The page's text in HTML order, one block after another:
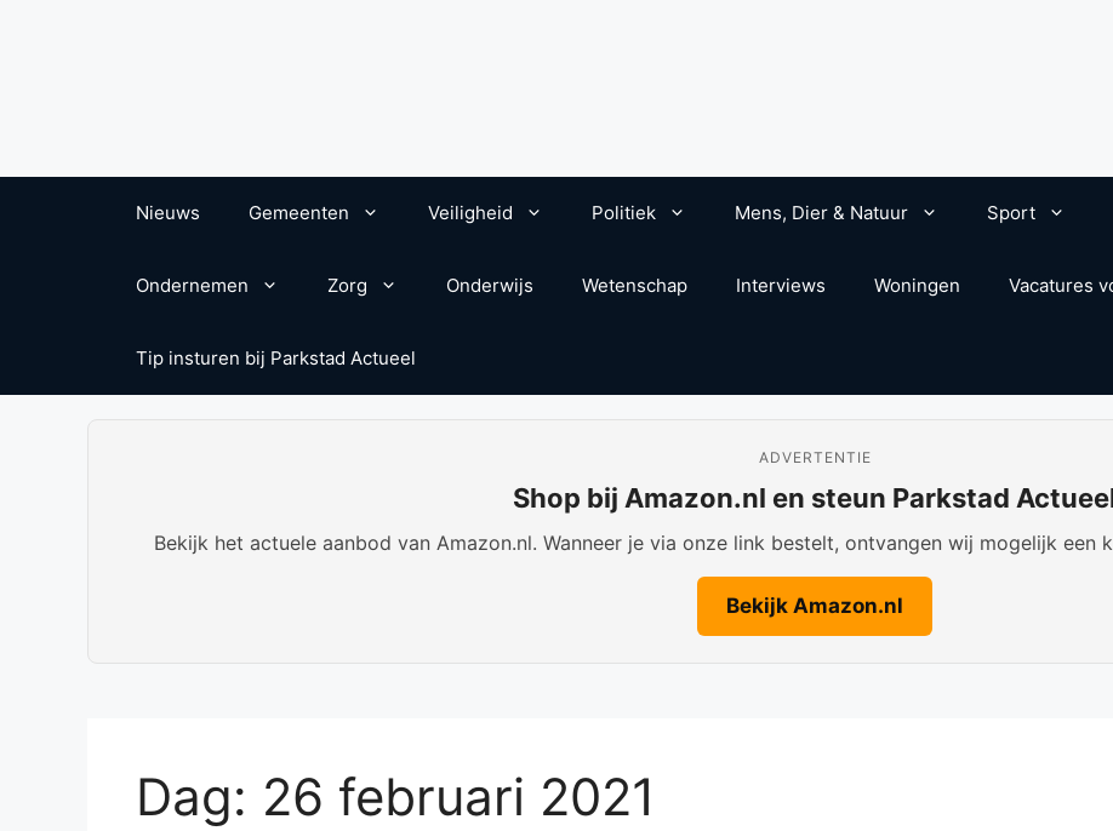
Nieuws Gemeenten Veiligheid Politiek Mens, Dier & Natuur Sport
Ondernemen Zorg Onderwijs Wetenschap Interviews Woningen Vacatures
Tip insturen bij Parkstad Actueel
ADVERTENTIE
Shop bij Amazon.nl en steun Parkstad
Bekijk het actuele aanbod van Amazon.nl. Wanneer je via onze link bestelt, ontvangen wij mogelijk een
Bekijk Amazon.nl
Dag: 26 februari 2021